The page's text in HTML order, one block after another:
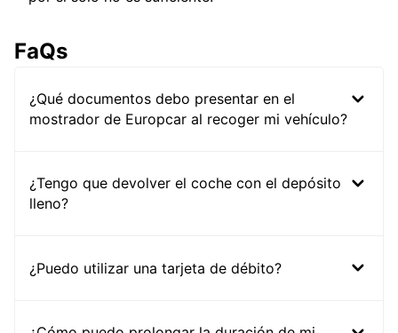
FaQs
¿Qué documentos debo presentar en el
mostrador de Europcar al recoger mi vehículo?
¿Tengo que devolver el coche con el depósito
lleno?
¿Puedo utilizar una tarjeta de débito?